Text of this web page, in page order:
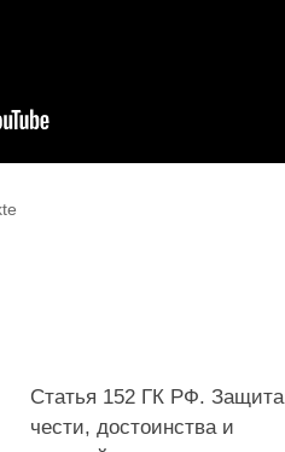
Статья 152 ГК РФ. Защита
чести, достоинства и